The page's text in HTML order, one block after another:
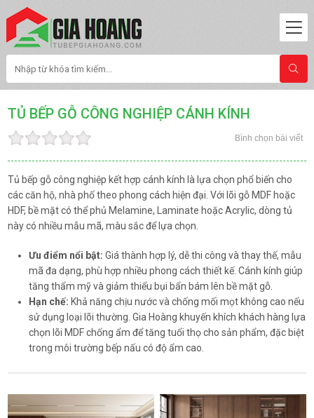
TỦ BẾP GỖ CÔNG NGHIỆP CÁNH KÍNH
Bình chọn bài viết
Tủ bếp gỗ công nghiệp kết hợp cánh kính là lựa chọn phổ biến cho
các căn hộ, nhà phố theo phong cách hiện đại. Với lõi gỗ MDF hoặc
HDF, bề mặt có thể phủ Melamine, Laminate hoặc Acrylic, dòng tủ
này có nhiều mẫu mã, màu sắc để lựa chọn.
Ưu điểm nổi bật: Giá thành hợp lý, dễ thi công và thay thế, mẫu
mã đa dạng, phù hợp nhiều phong cách thiết kế. Cánh kính giúp
tăng thẩm mỹ và giảm thiểu bụi bẩn bám lên bề mặt gỗ.
Hạn chế: Khả năng chịu nước và chống mối mọt không cao nếu
sử dụng loại lõi thường. Gia Hoàng khuyến khích khách hàng lựa
chọn lõi MDF chống ẩm để tăng tuổi thọ cho sản phẩm, đặc biệt
trong môi trường bếp nấu có độ ẩm cao.